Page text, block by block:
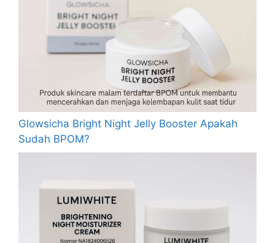
Glowsicha Bright Night Jelly Booster Apakah
Sudah BPOM?